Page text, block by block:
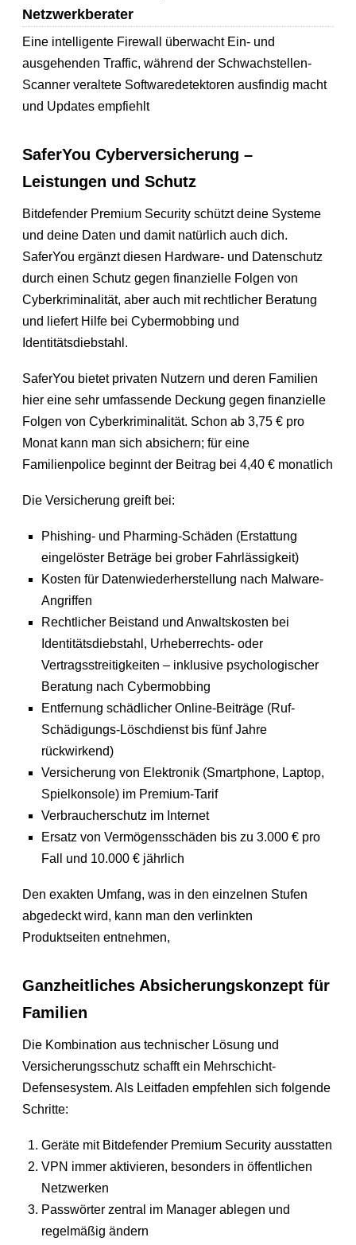
Netzwerkberater
Eine intelligente Firewall überwacht Ein- und
ausgehenden Traffic, während der Schwachstellen-
Scanner veraltete Softwaredetektoren ausfindig macht
und Updates empfiehlt
SaferYou Cyberversicherung –
Leistungen und Schutz
Bitdefender Premium Security schützt deine Systeme
und deine Daten und damit natürlich auch dich.
SaferYou ergänzt diesen Hardware- und Datenschutz
durch einen Schutz gegen finanzielle Folgen von
Cyberkriminalität, aber auch mit rechtlicher Beratung
und liefert Hilfe bei Cybermobbing und
Identitätsdiebstahl.
SaferYou bietet privaten Nutzern und deren Familien
hier eine sehr umfassende Deckung gegen finanzielle
Folgen von Cyberkriminalität. Schon ab 3,75 € pro
Monat kann man sich absichern; für eine
Familienpolice beginnt der Beitrag bei 4,40 € monatlich
Die Versicherung greift bei:
Phishing- und Pharming-Schäden (Erstattung
eingelöster Beträge bei grober Fahrlässigkeit)
Kosten für Datenwiederherstellung nach Malware-
Angriffen
Rechtlicher Beistand und Anwaltskosten bei
Identitätsdiebstahl, Urheberrechts- oder
Vertragsstreitigkeiten – inklusive psychologischer
Beratung nach Cybermobbing
Entfernung schädlicher Online-Beiträge (Ruf-
Schädigungs-Löschdienst bis fünf Jahre
rückwirkend)
Versicherung von Elektronik (Smartphone, Laptop,
Spielkonsole) im Premium-Tarif
Verbraucherschutz im Internet
Ersatz von Vermögensschäden bis zu 3.000 € pro
Fall und 10.000 € jährlich
Den exakten Umfang, was in den einzelnen Stufen
abgedeckt wird, kann man den verlinkten
Produktseiten entnehmen,
Ganzheitliches Absicherungskonzept für
Familien
Die Kombination aus technischer Lösung und
Versicherungsschutz schafft ein Mehrschicht-
Defensesystem. Als Leitfaden empfehlen sich folgende
Schritte:
Geräte mit Bitdefender Premium Security ausstatten
VPN immer aktivieren, besonders in öffentlichen
Netzwerken
Passwörter zentral im Manager ablegen und
regelmäßig ändern